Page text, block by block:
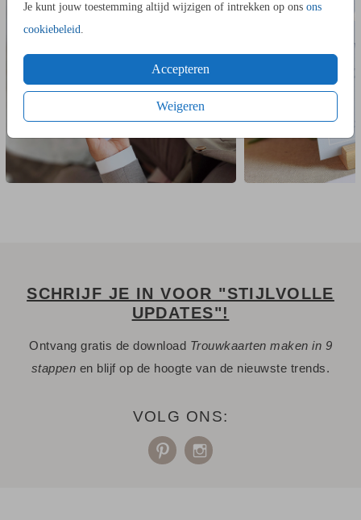
Je kunt jouw toestemming altijd wijzigen of intrekken op ons ons
cookiebeleid.
Accepteren
Weigeren
SCHRIJF JE IN VOOR "STIJLVOLLE
UPDATES"!
Ontvang gratis de download Trouwkaarten maken in 9
stappen en blijf op de hoogte van de nieuwste trends.
VOLG ONS: